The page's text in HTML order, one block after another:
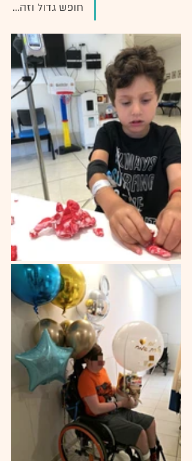
חופש גדול וזה...